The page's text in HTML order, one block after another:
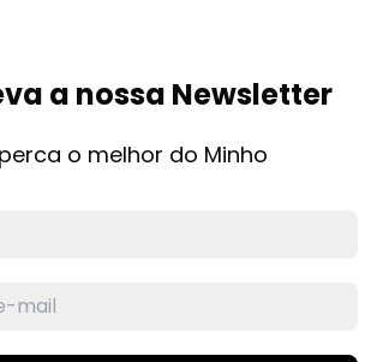
a nossa Newsletter
o melhor do Minho